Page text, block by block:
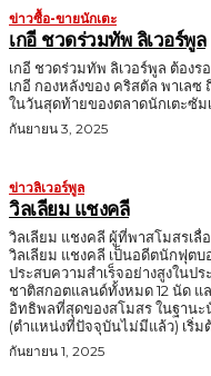
ข่าวซื้อ-ขายนักเตะ
เกอี ชวดร่วมทัพ ลิเวอร์พูล
เกอี ชวดร่วมทัพ ลิเวอร์พูล ต้อง
เกอี กองหลังของ คริสตัล พาเล
ในวันสุดท้ายของตลาดนักเตะซัมเ
กันยายน 3, 2025
ข่าวลิเวอร์พูล
วิลเลียม แชงคลี
วิลเลียม แชงคลี ผู้ที่พาสโมสรเ
วิลเลียม แชงคลี เป็นอดีตนักฟุต
ประสบความสำเร็จอย่างสูงในป
ชาติสกอตแลนด์ทั้งหมด 12 นัด แ
อิทธิพลที่สุดของสโมสร ในฐานะนักฟุตบอล แชงคลีเล่นในตำแหน่งวิงฮาร์ปฝั่งขวา
(ตำแหน่งที่ปัจจุบันไม่มีแล้ว) เริ่ม
กันยายน 1, 2025